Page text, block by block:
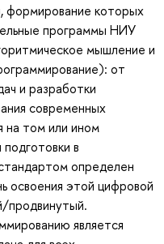
формирование которых
программы НИУ
мышление и
от
и разработки
современных
на том или ином
в
определен
освоения этой цифровой
продвинутый.
является